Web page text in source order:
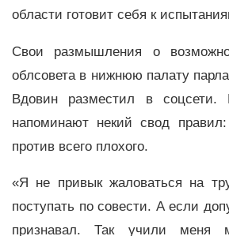
области готовит себя к
Свои размышления о
облсовета в нижнюю палату
Вдовин разместил в
напоминают некий свод
против всего плохого.
«Я не привык жаловаться на
поступать по совести. А если
признавал. Так учили меня